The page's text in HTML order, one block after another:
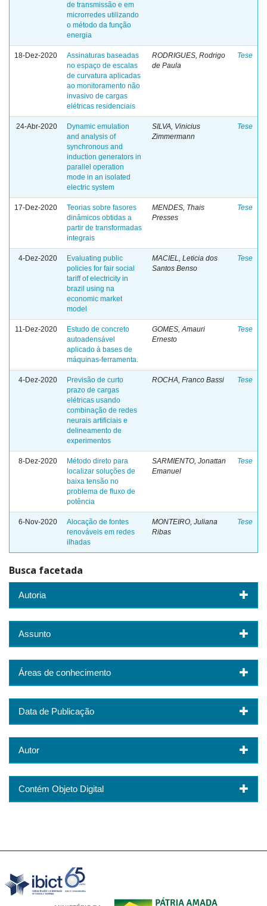
de transmissão e em
microrredes utilizando
o método da função
energia
18-Dez-2020
Assinaturas baseadas
no espaço de escalas
de curvatura aplicadas
ao monitoramento não
invasivo de cargas
elétricas residenciais
RODRIGUES, Rodrigo
de Paula
Tese
24-Abr-2020
Dynamic emulation
and analysis of
synchronous and
induction generators in
parallel operation
mode in an isolated
electric system
SILVA, Vinicius
Zimmermann
Tese
17-Dez-2020
Teorias sobre fasores
dinâmicos obtidas a
partir de transformadas
integrais
MENDES, Thais
Presses
Tese
4-Dez-2020
Evaluating public
policies for fair social
tariff of electricity in
brazil using na
economic market
model
MACIEL, Leticia dos
Santos Benso
Tese
11-Dez-2020
Estudo de concreto
autoadensável
aplicado à bases de
máquinas-ferramenta.
GOMES, Amauri
Ernesto
Tese
4-Dez-2020
Previsão de curto
prazo de cargas
elétricas usando
combinação de redes
neurais artificiais e
delineamento de
experimentos
ROCHA, Franco Bassi Tese
8-Dez-2020
Método direto para
localizar soluções de
baixa tensão no
problema de fluxo de
potência
SARMIENTO, Jonattan
Emanuel
Tese
6-Nov-2020
Alocação de fontes
renováveis em redes
ilhadas
MONTEIRO, Juliana
Ribas
Tese
Busca facetada
Autoria
Assunto
Áreas de conhecimento
Data de Publicação
Autor
Contém Objeto Digital